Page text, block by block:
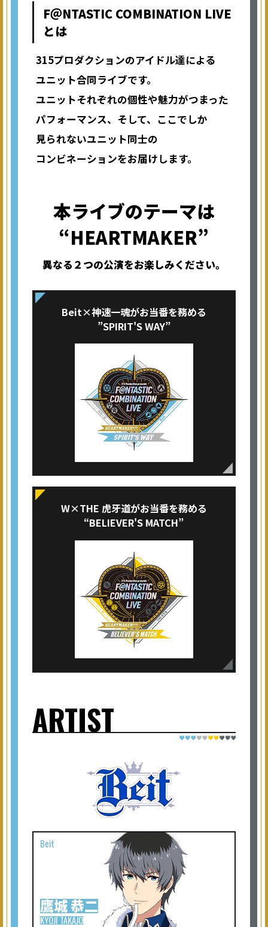
F＠NTASTIC COMBINATION LIVE
とは
315プロダクションのアイドル達による
ユニット合同ライブです。
ユニットそれぞれの個性や魅力がつまった
パフォーマンス、そして、ここでしか
見られないユニット同士の
コンビネーションをお届けします。
本ライブのテーマは
“HEARTMAKER”
異なる２つの公演をお楽しみください。
Beit×神速一魂がお当番を務める
”SPIRIT'S WAY”
W×THE 虎牙道がお当番を務める
“BELIEVER'S MATCH”
ARTIST
鷹城 恭二
KYOJI TAKAJO